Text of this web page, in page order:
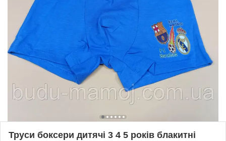
Труси боксери дитячі 3 4 5 років блакитні